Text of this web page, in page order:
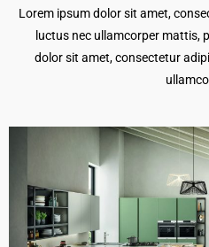
Lorem ipsum dolor sit amet,
luctus nec ullamcorper mattis,
dolor sit amet, consectetur